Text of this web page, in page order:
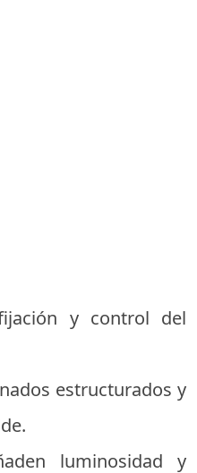
y control del
estructurados y
luminosidad y